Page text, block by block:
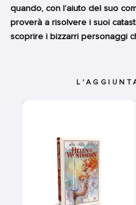
quando, con l’aiuto del suo
proverà a risolvere i suoi
scoprire i bizzarri personaggi